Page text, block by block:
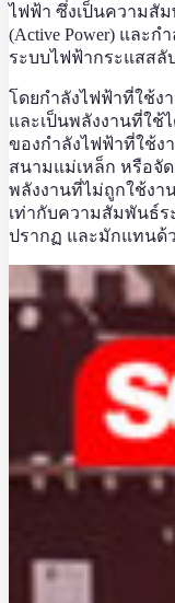
ไฟฟ้า ซึ่งเป็นความสั
(Active Power) และก
ระบบไฟฟ้ากระแสสลั
โดยกำลังไฟฟ้าที่ใช้ง
และเป็นพลังงานที่ใช้
ของกำลังไฟฟ้าที่ใช้ง
สนามแม่เหล็ก หรือจัด
พลังงานที่ไม่ถูกใช้งา
เท่ากับความสัมพันธ์ร
ปรากฏ และมักแทนด้ว